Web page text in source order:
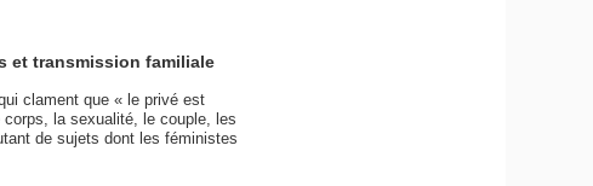
et transmission familiale
clament que « le privé est
la sexualité, le couple, les
de sujets dont les féministes